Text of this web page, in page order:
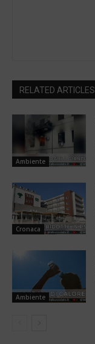
RELATED ARTICLES
Ambiente
Cronaca
Ambiente